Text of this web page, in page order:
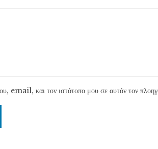
email, και τον ιστότοπο μου σε αυτόν τον